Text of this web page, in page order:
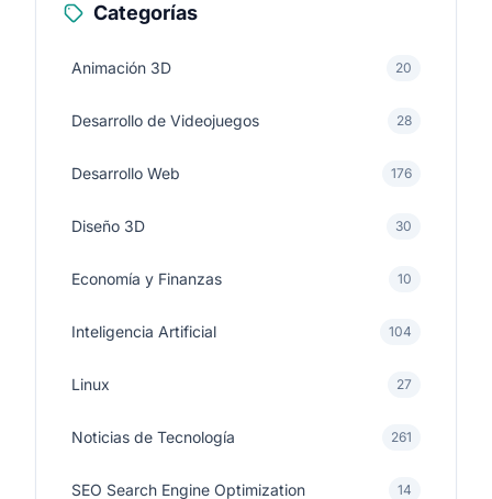
Categorías
Animación 3D 20
Desarrollo de Videojuegos 28
Desarrollo Web 176
Diseño 3D 30
Economía y Finanzas 10
Inteligencia Artificial 104
Linux 27
Noticias de Tecnología 261
SEO Search Engine Optimization 14